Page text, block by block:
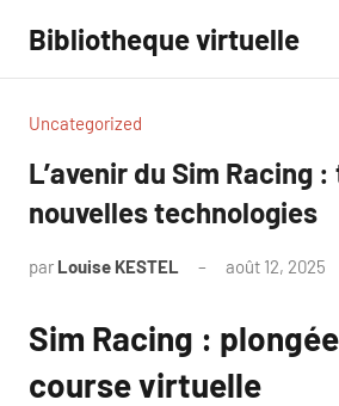
contenu
Bibliotheque virtuelle
Uncategorized
L’avenir du Sim Racing
nouvelles technologies
par Louise KESTEL août 12, 2025
Sim Racing :
course virtuelle